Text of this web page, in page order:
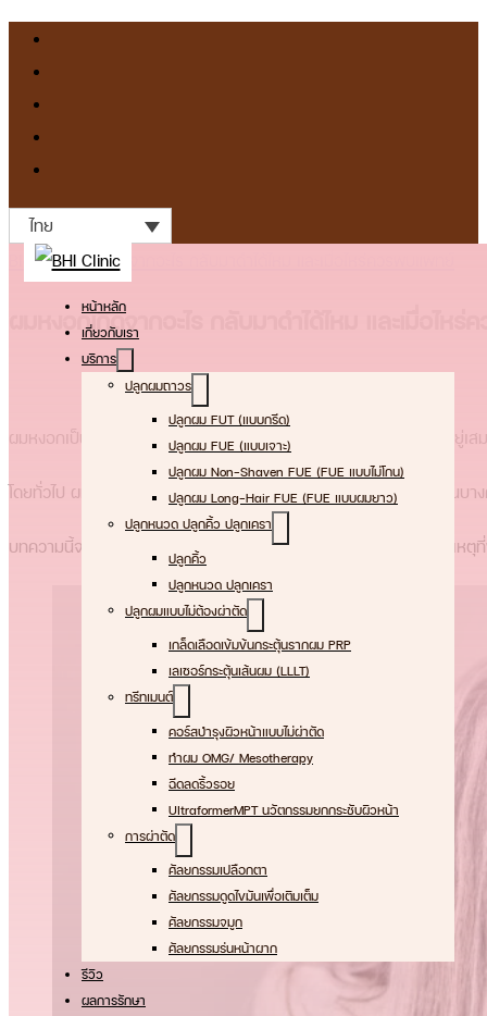
ไทย
หน้าหลัก
เกี่ยวกับเรา
บริการ
ปลูกผมถาวร
ปลูกผม FUT (แบบกรีด)
ปลูกผม FUE (แบบเจาะ)
ปลูกผม Non-Shaven FUE (FUE แบบไม่โกน)
ปลูกผม Long-Hair FUE (FUE แบบผมยาว)
ปลูกหนวด ปลูกคิ้ว ปลูกเครา
ปลูกคิ้ว
ปลูกหนวด ปลูกเครา
ปลูกผมแบบไม่ต้องผ่าตัด
เกล็ดเลือดเข้มข้นกระตุ้นรากผม PRP
เลเซอร์กระตุ้นเส้นผม (LLLT)
ทรีทเมนต์
คอร์สบำรุงผิวหน้าแบบไม่ผ่าตัด
ทําผม OMG/ Mesotherapy
ฉีดลดริ้วรอย
UltraformerMPT นวัตกรรมยกกระชับผิวหน้า
การผ่าตัด
ศัลยกรรมเปลือกตา
ศัลยกรรมดูดไขมันเพื่อเติมเต็ม
ศัลยกรรมจมูก
ศัลยกรรมร่นหน้าผาก
รีวิว
ผลการรักษา
Blog>ผมหงอกเกิดจากอะไร กลับมาดำได้ไหม และเมื่อไหร่ควรพบแพทย์
ผมหงอกเกิดจากอะไร กลับมาดำได้ไหม และเมื่อไห
ผมหงอกเป็นภาวะที่หลายคนคุ้นเคย แต่ก็ยังเป็นเรื่องที่ทำให้เกิดคำถามอ
โดยทั่วไป ผมหงอกสามารถเกิดขึ้นได้ตามธรรมชาติเมื่ออายุมากขึ้น แต่ใน
บทความนี้จะพาคุณเข้าใจภาพรวมของผมหงอก ตั้งแต่กลไกการเกิด สา